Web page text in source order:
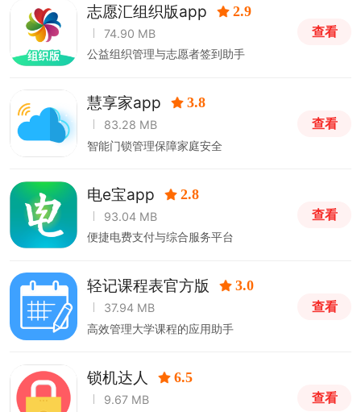
志愿汇组织版app 2.9
74.90 MB
公益组织管理与志愿者签到助手
查看
慧享家app 3.8
83.28 MB
智能门锁管理保障家庭安全
查看
电e宝app 2.8
93.04 MB
便捷电费支付与综合服务平台
查看
轻记课程表官方版 3.0
37.94 MB
高效管理大学课程的应用助手
查看
锁机达人 6.5
9.67 MB
查看